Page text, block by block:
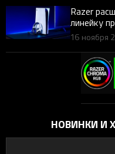
Razer
линейку
Kaira
16 ноября
НОВИНКИ И